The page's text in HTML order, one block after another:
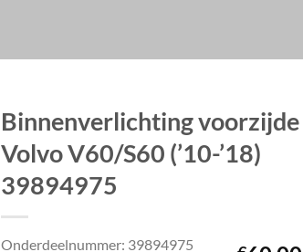
Binnenverlichting voorzijde
Volvo V60/S60 (’10-’18)
39894975
Onderdeelnummer: 39894975